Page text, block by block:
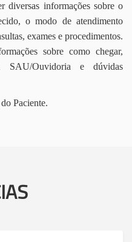
diversas informações sobre o
o modo de atendimento
exames e procedimentos.
sobre como chegar,
SAU/Ouvidoria e dúvidas
Paciente.